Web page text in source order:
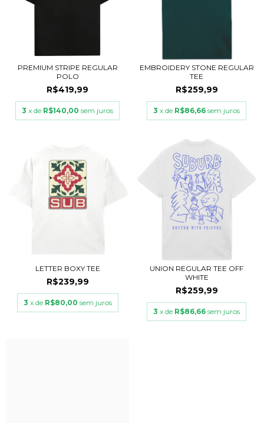
PREMIUM STRIPE REGULAR
POLO
R$419,99
3 x de R$140,00 sem juros
EMBROIDERY STONE REGULAR
TEE
R$259,99
3 x de R$86,66 sem juros
LETTER BOXY TEE
R$239,99
3 x de R$80,00 sem juros
UNION REGULAR TEE OFF
WHITE
R$259,99
3 x de R$86,66 sem juros